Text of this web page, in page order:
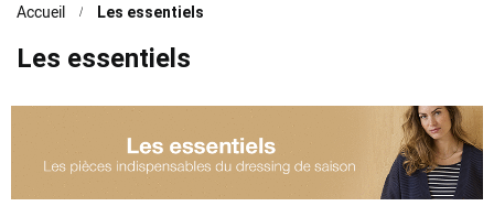
Accueil Les essentiels
Les essentiels